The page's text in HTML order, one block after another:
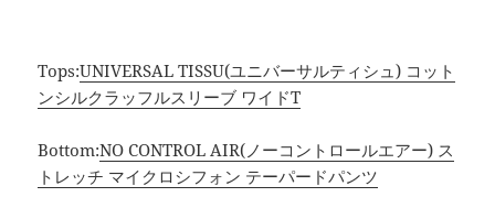
Tops:UNIVERSAL TISSU(ユニバーサルティシュ) コット
ンシルクラッフルスリーブ ワイドT
Bottom:NO CONTROL AIR(ノーコントロールエアー) ス
トレッチ マイクロシフォン テーパードパンツ